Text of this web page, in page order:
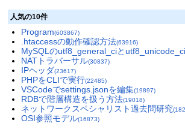
人気の10件
Program(603867)
.htaccessの動作確認方法(63916)
MySQLのutf8_general_ciと
NATトラバーサル(30837)
IPヘッダ(23617)
PHPをCLIで実行(22485)
VSCodeでsettings.jsonを編集(19897)
RDBで階層構造を扱う方法(19018)
ネットワークスペシャリスト過去問研究
OSI参照モデル(16873)